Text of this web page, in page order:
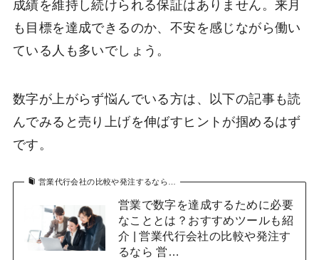
成績を維持し続けられる保証はありません。来月
も目標を達成できるのか、不安を感じながら働い
ている人も多いでしょう。
数字が上がらず悩んでいる方は、以下の記事も読
んでみると売り上げを伸ばすヒントが掴めるはず
です。
営業代行会社の比較や発注するなら…
営業で数字を達成するために必要
なこととは？おすすめツールも紹
介 | 営業代行会社の比較や発注す
るなら 営…